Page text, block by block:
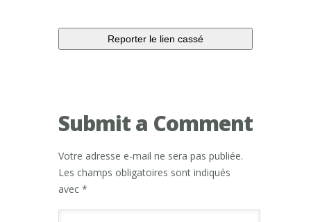
Submit a Comment
Votre adresse e-mail ne sera pas publiée.
Les champs obligatoires sont indiqués
avec *